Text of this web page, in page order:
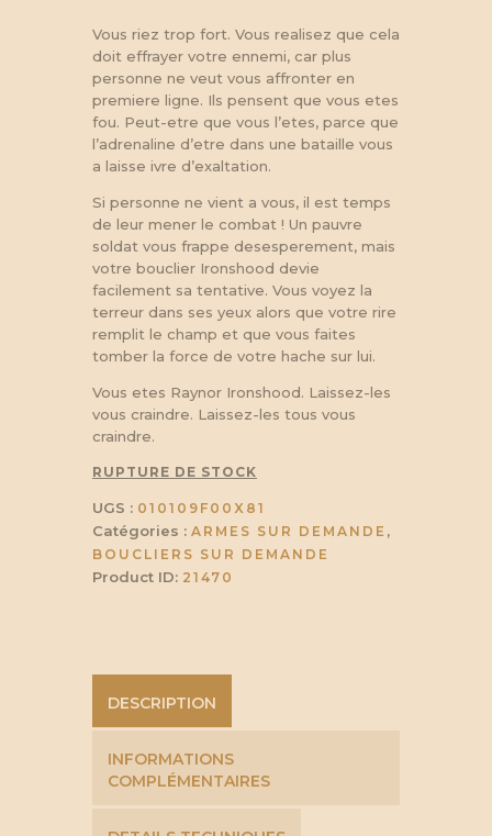
Vous riez trop fort. Vous realisez que cela
doit effrayer votre ennemi, car plus
personne ne veut vous affronter en
premiere ligne. Ils pensent que vous etes
fou. Peut-etre que vous l’etes, parce que
l’adrenaline d’etre dans une bataille vous
a laisse ivre d’exaltation.
Si personne ne vient a vous, il est temps
de leur mener le combat ! Un pauvre
soldat vous frappe desesperement, mais
votre bouclier Ironshood devie
facilement sa tentative. Vous voyez la
terreur dans ses yeux alors que votre rire
remplit le champ et que vous faites
tomber la force de votre hache sur lui.
Vous etes Raynor Ironshood. Laissez-les
vous craindre. Laissez-les tous vous
craindre.
RUPTURE DE STOCK
UGS : 010109F00X81
Catégories : ARMES SUR DEMANDE ,
BOUCLIERS SUR DEMANDE
Product ID: 21470
DESCRIPTION
INFORMATIONS
COMPLÉMENTAIRES